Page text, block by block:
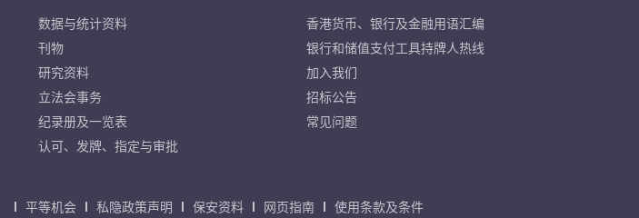
数据与统计资料
刊物
研究资料
立法会事务
纪录册及一览表
认可、发牌、指定与审批
香港货币、银行及金融用语汇编
银行和储值支付工具持牌人热线
加入我们
招标公告
常见问题
平等机会 私隐政策声明 保安资料 网页指南 使用条款及条件